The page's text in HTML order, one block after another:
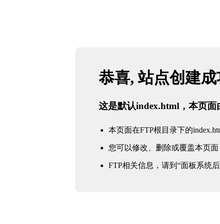
恭喜, 站点创建
这是默认index.html，本页面
本页面在FTP根目录下的
您可以修改、删除或覆盖本页面
FTP相关信息，请到“面板系统